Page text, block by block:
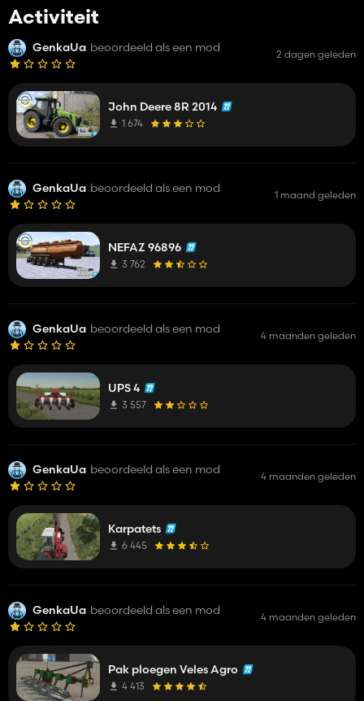
Activiteit
GenkaUa beoordeeld als een mod 2 dagen geleden
John Deere 8R 2014
1 674
GenkaUa beoordeeld als een mod 1 maand geleden
NEFAZ 96896
3 762
GenkaUa beoordeeld als een mod 4 maanden geleden
UPS 4
3 557
GenkaUa beoordeeld als een mod 4 maanden geleden
Karpatets
6 445
GenkaUa beoordeeld als een mod 4 maanden geleden
Pak ploegen Veles Agro
4 413